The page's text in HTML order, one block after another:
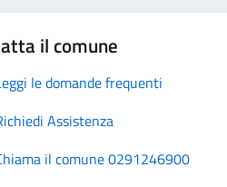
il comune
le domande frequenti
Assistenza
il comune 0291246900